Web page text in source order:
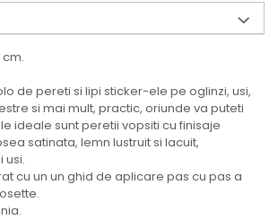
cm.
de pereti si lipi sticker-ele pe oglinzi, usi,
si mai mult, practic, oriunde va puteti
ideale sunt peretii vopsiti cu finisaje
satinata, lemn lustruit si lacuit,
usi.
cu un un ghid de aplicare pas cu pas a